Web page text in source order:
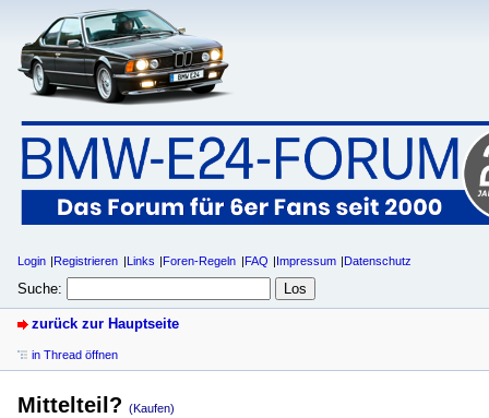
Login Registrieren Links Foren-Regeln FAQ Impressum Datenschutz
Suche:
zurück zur Hauptseite
in Thread öffnen
Mittelteil? (Kaufen)